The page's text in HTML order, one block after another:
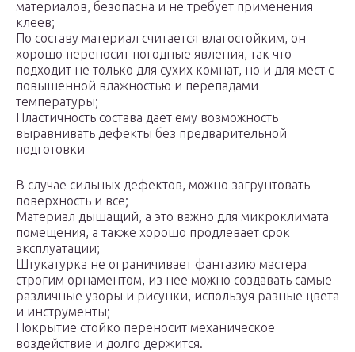
материалов, безопасна и не требует применения
клеев;
По составу материал считается влагостойким, он
хорошо переносит погодные явления, так что
подходит не только для сухих комнат, но и для мест с
повышенной влажностью и перепадами
температуры;
Пластичность состава дает ему возможность
выравнивать дефекты без предварительной
подготовки
В случае сильных дефектов, можно загрунтовать
поверхность и все;
Материал дышащий, а это важно для микроклимата
помещения, а также хорошо продлевает срок
эксплуатации;
Штукатурка не ограничивает фантазию мастера
строгим орнаментом, из нее можно создавать самые
различные узоры и рисунки, используя разные цвета
и инструменты;
Покрытие стойко переносит механическое
воздействие и долго держится.